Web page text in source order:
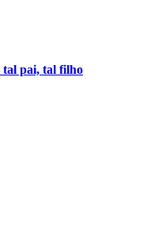
tal pai, tal filho